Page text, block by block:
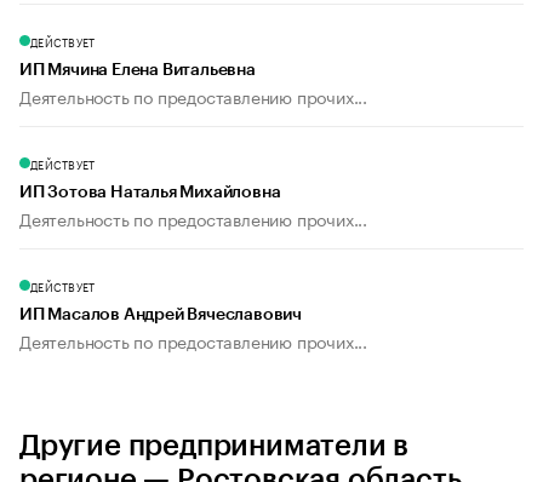
ДЕЙСТВУЕТ
ИП Мячина Елена Витальевна
Деятельность по предоставлению прочих...
ДЕЙСТВУЕТ
ИП Зотова Наталья Михайловна
Деятельность по предоставлению прочих...
ДЕЙСТВУЕТ
ИП Масалов Андрей Вячеславович
Деятельность по предоставлению прочих...
Другие предприниматели в